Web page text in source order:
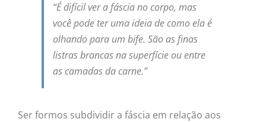
“É difícil ver a fáscia no corpo, mas
você pode ter uma ideia de como ela é
olhando para um bife. São as finas
listras brancas na superfície ou entre
as camadas da carne.”
Ser formos subdividir a fáscia em relação aos